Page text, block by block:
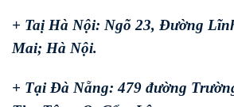
+ Taị Hà Nội: Ngõ 23, Đường
Mai; Hà Nội.
+ Tại Đà Nẵng: 479 đường